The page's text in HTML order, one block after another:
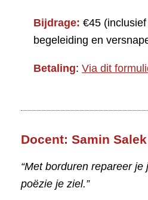
Bijdrage: €45
begeleiding en
Betaling: Via dit
Docent: Samin Salek
“Met borduren repareer je
poëzie je ziel.”